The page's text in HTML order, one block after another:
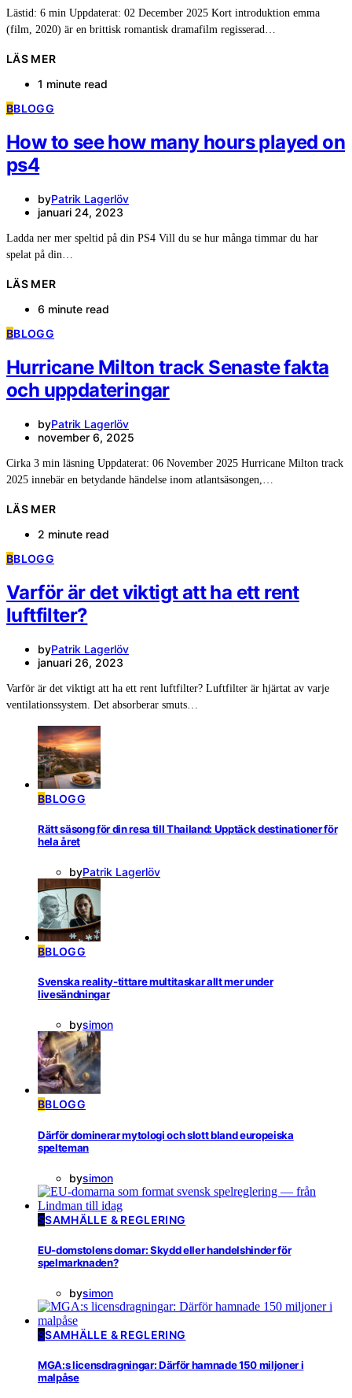
Lästid: 6 min Uppdaterat: 02 December 2025 Kort introduktion emma
(film, 2020) är en brittisk romantisk dramafilm regisserad…
LÄS MER
1 minute read
BBLOGG
How to see how many hours played on
ps4
byPatrik Lagerlöv
januari 24, 2023
Ladda ner mer speltid på din PS4 Vill du se hur många timmar du har
spelat på din…
LÄS MER
6 minute read
BBLOGG
Hurricane Milton track Senaste fakta
och uppdateringar
byPatrik Lagerlöv
november 6, 2025
Cirka 3 min läsning Uppdaterat: 06 November 2025 Hurricane Milton track
2025 innebär en betydande händelse inom atlantsäsongen,…
LÄS MER
2 minute read
BBLOGG
Varför är det viktigt att ha ett rent
luftfilter?
byPatrik Lagerlöv
januari 26, 2023
Varför är det viktigt att ha ett rent luftfilter? Luftfilter är hjärtat av varje
ventilationssystem. Det absorberar smuts…
BBLOGG
Rätt säsong för din resa till Thailand: Upptäck destinationer för
hela året
byPatrik Lagerlöv
BBLOGG
Svenska reality-tittare multitaskar allt mer under
livesändningar
bysimon
BBLOGG
Därför dominerar mytologi och slott bland europeiska
spelteman
bysimon
SSAMHÄLLE & REGLERING
EU-domstolens domar: Skydd eller handelshinder för
spelmarknaden?
bysimon
SSAMHÄLLE & REGLERING
MGA:s licensdragningar: Därför hamnade 150 miljoner i
malpåse